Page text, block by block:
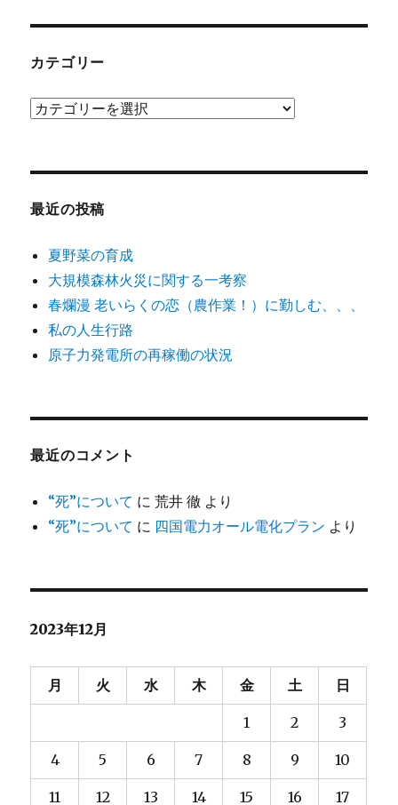
カテゴリー
カ
ー
最近の投稿
夏野菜の育成
大規模森林火災に関する一考察
春爛漫 老いらくの恋（農作業！）に勤しむ、、、
私の人生行路
原子力発電所の再稼働の状況
最近のコメント
“死”について に荒井 徹 より
“死”について に 四国電力オール電化プラン より
2023年12月
月 火 水 木 金 土 日
1 2 3
4 5 6 7 8 9 10
11 12 13 14 15 16 17